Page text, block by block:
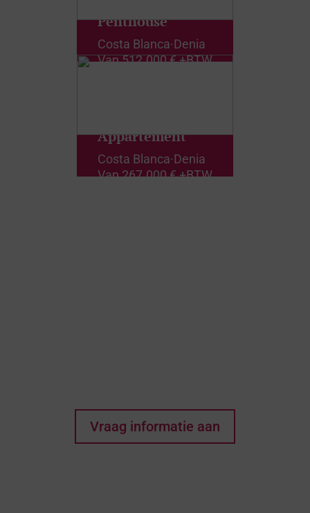
Penthouse
Costa Blanca·Denia
Van512.000 € +BTW
Appartement
Costa Blanca·Denia
Van267.000 € +BTW
Vraag informatie aan